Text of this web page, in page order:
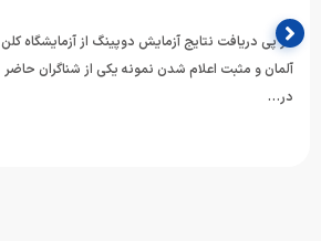
در پی دریافت نتایج آزمایش دوپینگ از آزمایشگاه کلن
آلمان و مثبت اعلام شدن نمونه یکی از شناگران حاضر
در…